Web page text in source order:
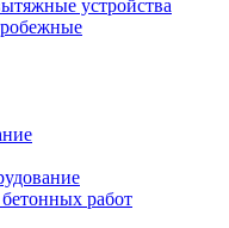
устройства
работ